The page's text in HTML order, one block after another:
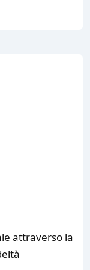
attraverso la